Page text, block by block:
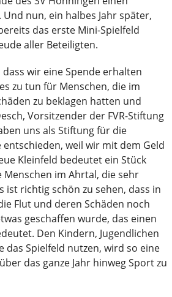
nun, ein halbes Jahr später,
das erste Mini-Spielfeld
aller Beteiligten.
wir eine Spende erhalten
zu tun für Menschen, die im
zu beklagen hatten und
Vorsitzender der FVR-Stiftung
uns als Stiftung für die
weil wir mit dem Geld
Kleinfeld bedeutet ein Stück
im Ahrtal, die sehr
ist richtig schön zu sehen, dass in
Flut und deren Schäden noch
geschaffen wurde, das einen
Den Kindern, Jugendlichen
das Spielfeld nutzen, wird so eine
das ganze Jahr hinweg Sport zu